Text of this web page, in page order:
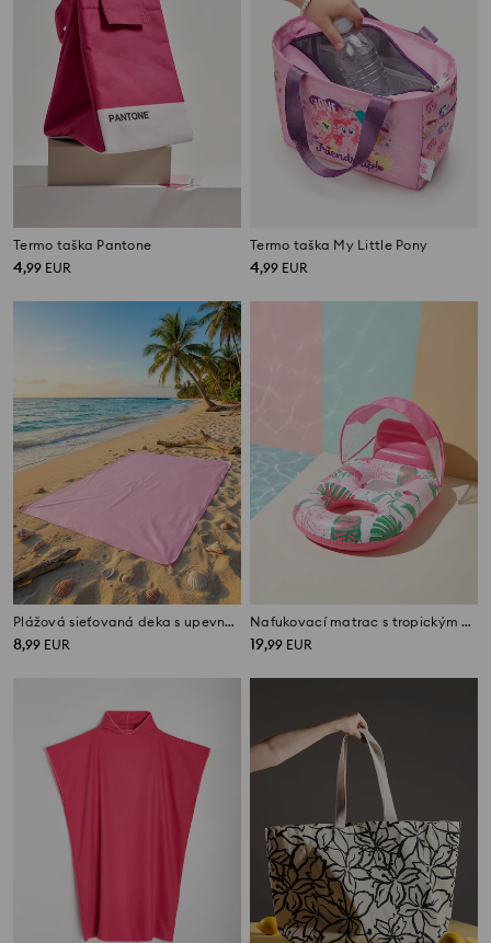
Termo taška Pantone
4,99 EUR
Termo taška My Little Pony
4,99 EUR
Plážová sieťovaná deka s upevnením
8,99 EUR
Nafukovací matrac s tropickým vzorom a strieškou
19,99 EUR